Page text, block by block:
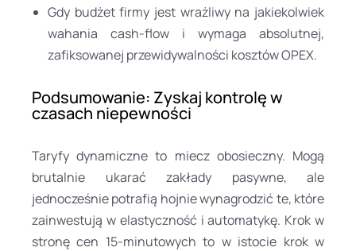
Gdy budżet firmy jest wrażliwy na jakiekolwiek
wahania cash-flow i wymaga absolutnej,
zafiksowanej przewidywalności kosztów OPEX.
Podsumowanie: Zyskaj kontrolę w
czasach niepewności
Taryfy dynamiczne to miecz obosieczny. Mogą
brutalnie ukarać zakłady pasywne, ale
jednocześnie potrafią hojnie wynagrodzić te, które
zainwestują w elastyczność i automatykę. Krok w
stronę cen 15-minutowych to w istocie krok w